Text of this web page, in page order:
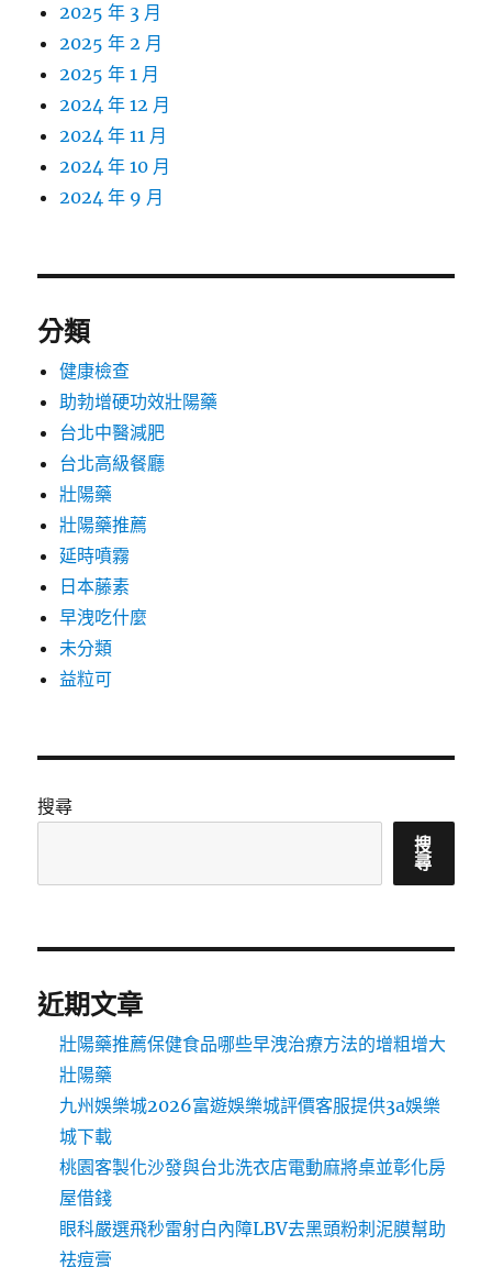
2025 年 3 月
2025 年 2 月
2025 年 1 月
2024 年 12 月
2024 年 11 月
2024 年 10 月
2024 年 9 月
分類
健康檢查
助勃增硬功效壯陽藥
台北中醫減肥
台北高級餐廳
壯陽藥
壯陽藥推薦
延時噴霧
日本藤素
早洩吃什麼
未分類
益粒可
搜尋
搜
尋
近期文章
壯陽藥推薦保健食品哪些早洩治療方法的增粗增大
壯陽藥
九州娛樂城2026富遊娛樂城評價客服提供3a娛樂
城下載
桃園客製化沙發與台北洗衣店電動麻將桌並彰化房
屋借錢
眼科嚴選飛秒雷射白內障LBV去黑頭粉刺泥膜幫助
祛痘膏